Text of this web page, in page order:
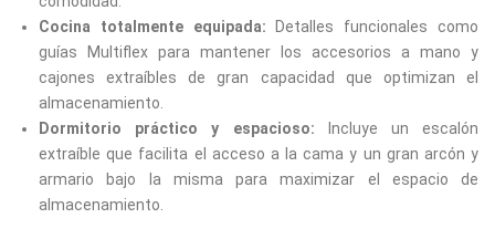
Cocina totalmente equipada: Detalles funcionales como
guías Multiflex para mantener los accesorios a mano y
cajones extraíbles de gran capacidad que optimizan el
almacenamiento.
Dormitorio práctico y espacioso: Incluye un escalón
extraíble que facilita el acceso a la cama y un gran arcón y
armario bajo la misma para maximizar el espacio de
almacenamiento.